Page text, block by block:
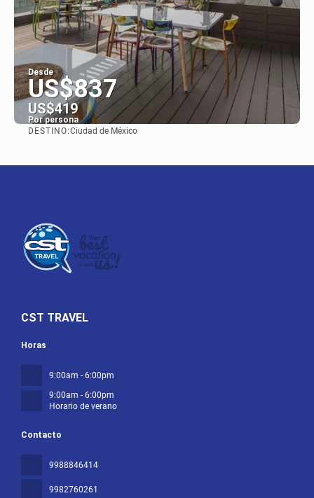
Desde
US$837
US$419
Por persona
DESTINO:Ciudad de México
CST TRAVEL
Contacto
9988846414
9982760261
Horas
9:00am - 6:00pm
9:00am - 6:00pm
Horario de verano